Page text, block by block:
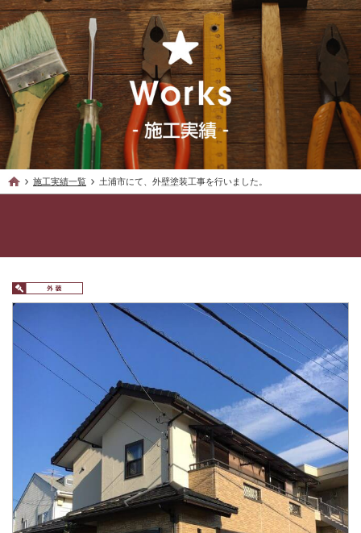
施工実績一覧 土浦市にて、外壁塗装工事を行いました。